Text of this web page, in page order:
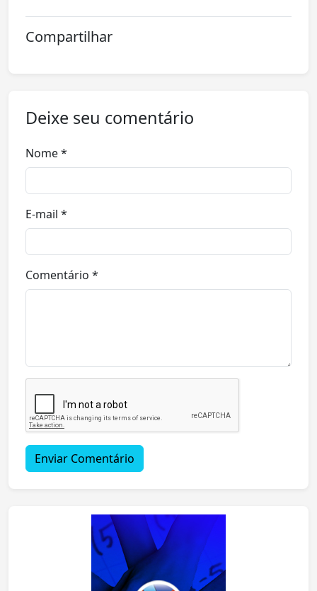
Compartilhar
Deixe seu comentário
Nome *
E-mail *
Comentário *
Enviar Comentário